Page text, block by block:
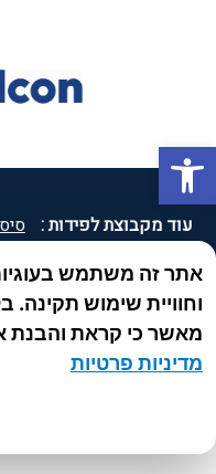
פתח סרגל נגישות
אתר זה משתמש
וחוויית שימוש
מאשר כי קראת והבנת
מדיניות פרטיות
עוד מקבוצת לפידות :
| ספאטון | ספיד
®